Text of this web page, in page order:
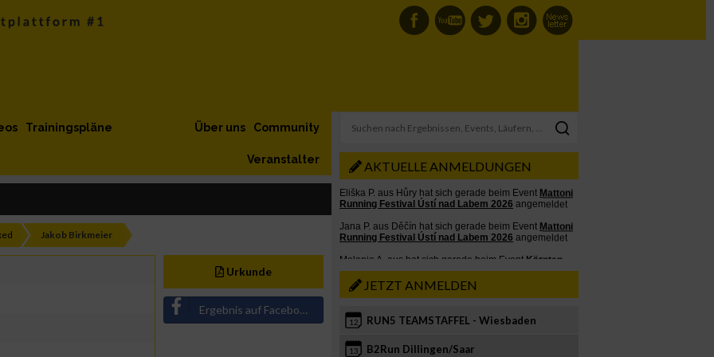
Trainingspläne Community
Über uns
Veranstalter
Jakob Birkmeier
Urkunde
Ergebnis auf Facebook teilen
AKTUELLE ANMELDUNGEN
JETZT ANMELDEN
12 RUN5 TEAMSTAFFEL - Wiesbaden
13 B2Run Dillingen/Saar